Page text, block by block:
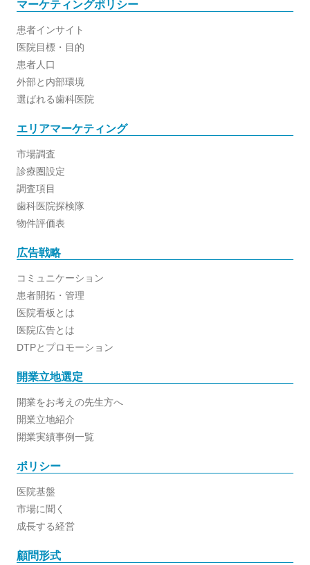
マーケティングポリシー
患者インサイト
医院目標・目的
患者人口
外部と内部環境
選ばれる歯科医院
エリアマーケティング
市場調査
診療圏設定
調査項目
歯科医院探検隊
物件評価表
広告戦略
コミュニケーション
患者開拓・管理
医院看板とは
医院広告とは
DTPとプロモーション
開業立地選定
開業をお考えの先生方へ
開業立地紹介
開業実績事例一覧
ポリシー
医院基盤
市場に聞く
成長する経営
顧問形式